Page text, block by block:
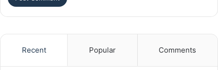
Recent Popular Comments